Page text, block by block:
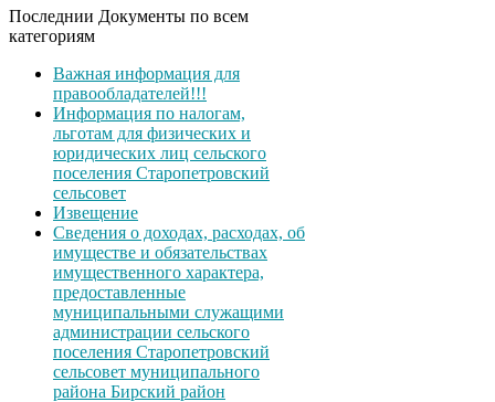
Последнии Документы по всем
категориям
Важная информация для
правообладателей!!!
Информация по налогам,
льготам для физических и
юридических лиц сельского
поселения Старопетровский
сельсовет
Извещение
Сведения о доходах, расходах, об
имуществе и обязательствах
имущественного характера,
предоставленные
муниципальными служащими
администрации сельского
поселения Старопетровский
сельсовет муниципального
района Бирский район